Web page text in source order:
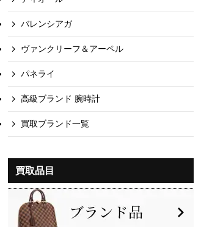
バレンシアガ
ヴァンクリーフ＆アーペル
パネライ
高級ブランド 腕時計
買取ブランド一覧
買取品目